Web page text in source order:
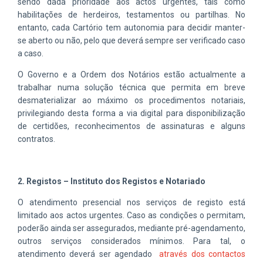
habilitações de herdeiros, testamentos ou partilhas. No
entanto, cada Cartório tem autonomia para decidir manter-
se aberto ou não, pelo que deverá sempre ser verificado caso
a caso.
O Governo e a Ordem dos Notários estão actualmente a
trabalhar numa solução técnica que permita em breve
desmaterializar ao máximo os procedimentos notariais,
privilegiando desta forma a via digital para disponibilização
de certidões, reconhecimentos de assinaturas e alguns
contratos.
2. Registos – Instituto dos Registos e Notariado
O atendimento presencial nos serviços de registo está
limitado aos actos urgentes. Caso as condições o permitam,
poderão ainda ser assegurados, mediante pré-agendamento,
outros serviços considerados mínimos. Para tal, o
atendimento deverá ser agendado
através dos contactos